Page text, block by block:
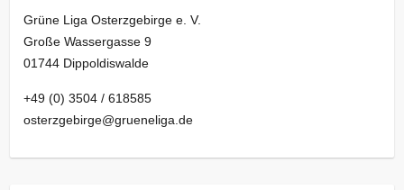
Grüne Liga Osterzgebirge e. V.
Große Wassergasse 9
01744 Dippoldiswalde
+49 (0) 3504 / 618585
osterzgebirge@grueneliga.de